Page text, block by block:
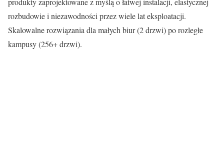
rozbudowie i niezawodności przez wiele lat eksploatacji.
Skalowalne rozwiązania dla małych biur (2 drzwi) po rozległe
kampusy (256+ drzwi).